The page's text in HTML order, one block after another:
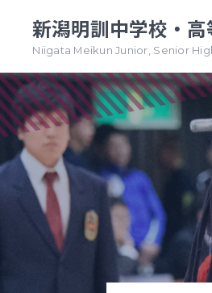
新潟明訓中学校・高
Niigata Meikun Junior, Senior
TOP
新潟
教育
中
明
TOP
新潟
教育
明
学校